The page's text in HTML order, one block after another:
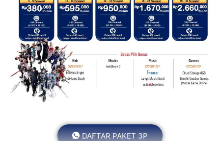
DAFTAR PAKET 3P